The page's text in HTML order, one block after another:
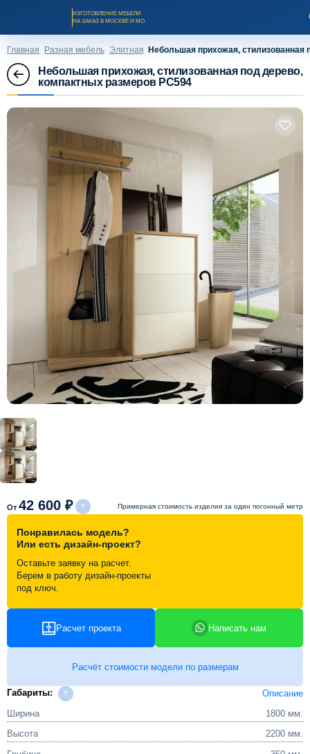
ИЗГОТОВЛЕНИЕ МЕБЕЛИ
НА ЗАКАЗ В МОСКВЕ И МО
Заказать звонок
Каталог мебели на заказ
Оплата и доставка
Рассрочка и кредит
Акции и скидки
Портфолио
Видеоотзывы
Контакты
Главная Разная мебель Элитная Небольшая прихожая, стилизованная
Небольшая прихожая, стилизованная под дерево,
компактных размеров PC594
От 42 600 ₽ Примерная стоимость изделия за один погонный метр
Понравилась модель?
Или есть дизайн-проект?
Оставьте заявку на расчет.
Берем в работу дизайн-проекты
под ключ.
Расчет проекта Написать нам
Расчёт стоимости модели по размерам
Габариты:
Описание
Ширина
1800 мм.
Высота
2200 мм.